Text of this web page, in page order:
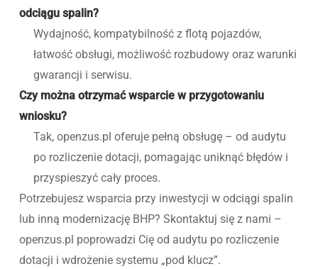
odciągu spalin?
Wydajność, kompatybilność z flotą pojazdów,
łatwość obsługi, możliwość rozbudowy oraz warunki
gwarancji i serwisu.
Czy można otrzymać wsparcie w przygotowaniu
wniosku?
Tak, openzus.pl oferuje pełną obsługę – od audytu
po rozliczenie dotacji, pomagając uniknąć błędów i
przyspieszyć cały proces.
Potrzebujesz wsparcia przy inwestycji w odciągi spalin
lub inną modernizację BHP? Skontaktuj się z nami –
openzus.pl poprowadzi Cię od audytu po rozliczenie
dotacji i wdrożenie systemu „pod klucz”.